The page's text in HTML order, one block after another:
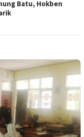
Batu, Hokben